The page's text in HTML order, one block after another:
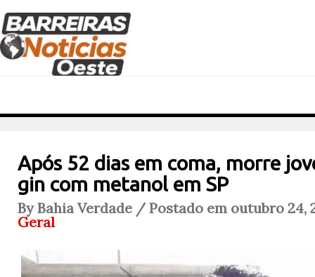
Após 52 dias em coma, morre
gin com metanol em SP
By Bahia Verdade / Postado em outubro 24,
Geral